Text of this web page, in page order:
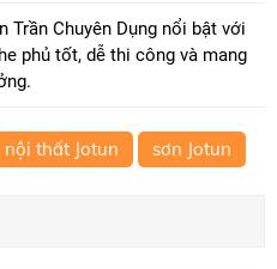
Trần Chuyên Dụng nổi bật với
phủ tốt, dễ thi công và mang
nội thất Jotun sơn Jotun